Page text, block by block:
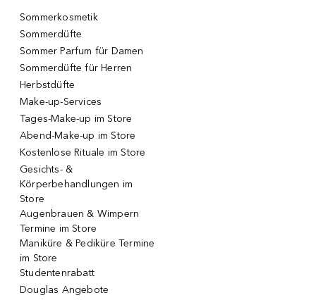
Sommerkosmetik
Sommerdüfte
Sommer Parfum für Damen
Sommerdüfte für Herren
Herbstdüfte
Make-up-Services
Tages-Make-up im Store
Abend-Make-up im Store
Kostenlose Rituale im Store
Gesichts- &
Körperbehandlungen im
Store
Augenbrauen & Wimpern
Termine im Store
Maniküre & Pediküre Termine
im Store
Studentenrabatt
Douglas Angebote